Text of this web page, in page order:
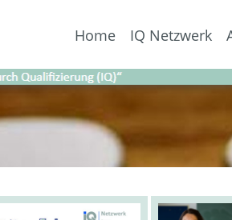
Home IQ Netzwerk